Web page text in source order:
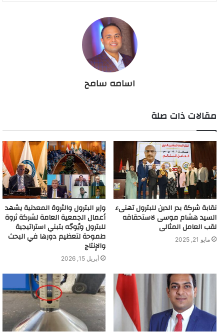
اسامه سامح
مقالات ذات صلة
نقابة شركة بدر الدين للبترول تهنىء
السيد هشام موسى لاستحقاقه
لقب العامل المثالى
مايو 21, 2025
وزير البترول والثروة المعدنية يشهد
أعمال الجمعية العامة لشركة ثروة
للبترول ويُوجّه بتبني استراتيجية
طموحة لتعظيم دورها في البحث
والإنتاج
أبريل 15, 2026